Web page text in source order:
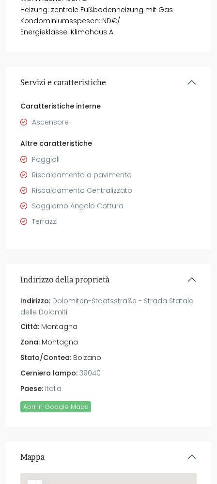
Heizung: zentrale Fußbodenheizung mit Gas
Kondominiumsspesen: ND€/
Energieklasse: Klimahaus A
Servizi e caratteristiche
Caratteristiche interne
Ascensore
Altre caratteristiche
Poggioli
Riscaldamento a pavimento
Riscaldamento Centralizzato
Soggiorno Angolo Cottura
Terrazzi
Indirizzo della proprietà
Indirizzo: Dolomiten-Staatsstraße - Strada Statale
delle Dolomiti
Città: Montagna
Zona: Montagna
Stato/Contea: Bolzano
Cerniera lampo: 39040
Paese: Italia
Apri in Google Maps
Mappa